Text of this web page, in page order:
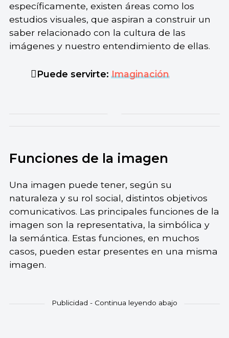
específicamente, existen áreas como los
estudios visuales, que aspiran a construir un
saber relacionado con la cultura de las
imágenes y nuestro entendimiento de ellas.
Puede servirte:Imaginación
Funciones de la imagen
Una imagen puede tener, según su
naturaleza y su rol social, distintos objetivos
comunicativos. Las principales funciones de la
imagen son la representativa, la simbólica y
la semántica. Estas funciones, en muchos
casos, pueden estar presentes en una misma
imagen.